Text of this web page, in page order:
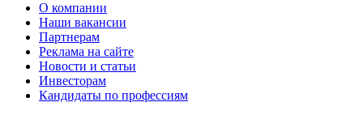
О компании
Наши вакансии
Партнерам
Реклама на сайте
Новости и статьи
Инвесторам
Кандидаты по профессиям